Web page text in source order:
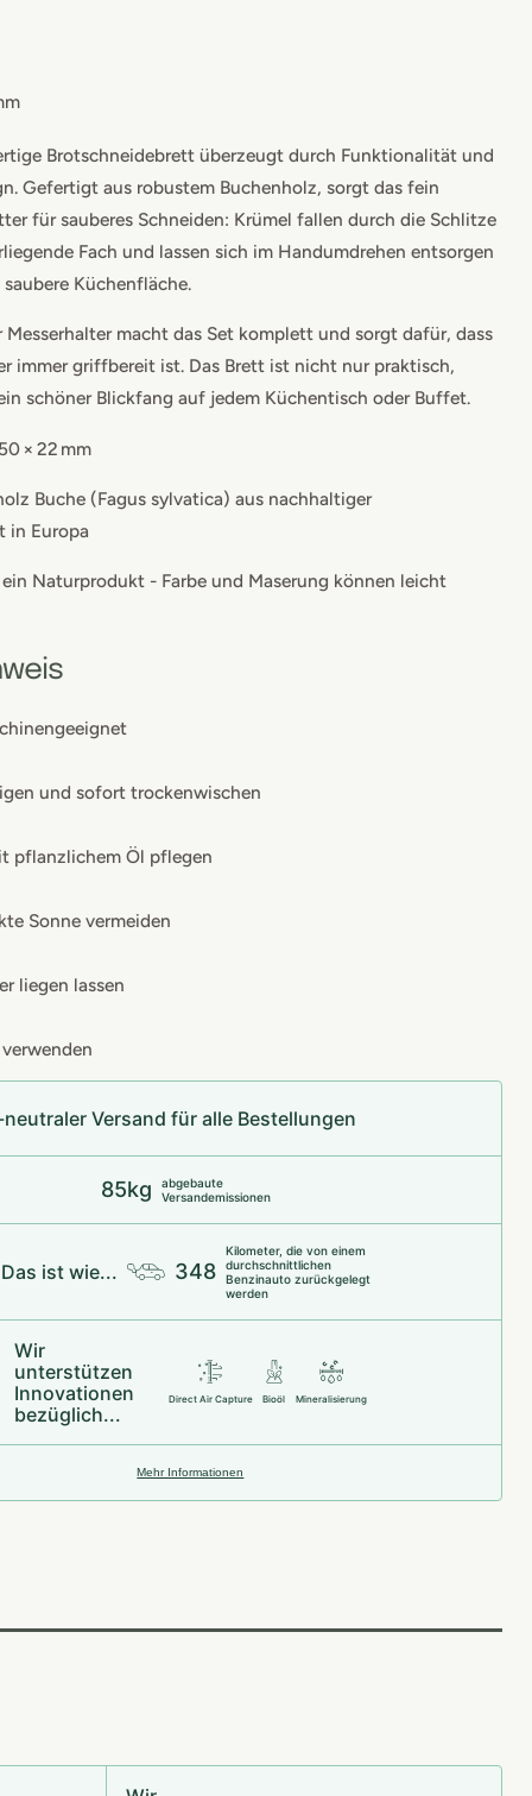
Brotschneidebrett überzeugt durch Funktionalität und
Gefertigt aus robustem Buchenholz, sorgt das fein
für sauberes Schneiden: Krümel fallen durch die Schlitze
Fach und lassen sich im Handumdrehen entsorgen
Küchenfläche.
Messerhalter macht das Set komplett und sorgt dafür, dass
immer griffbereit ist. Das Brett ist nicht nur praktisch,
schöner Blickfang auf jedem Küchentisch oder Buffet.
× 22 mm
Buche (Fagus sylvatica) aus nachhaltiger
in Europa
Naturprodukt - Farbe und Maserung können leicht
und sofort trockenwischen
pflanzlichem Öl pflegen
Sonne vermeiden
liegen lassen
neu­t­raler Versand für alle Bestellungen
85kg
abgebaute
Versandemissionen
Das ist wie... 348
Kilometer, die von einem
durchschnittlichen
Benzinauto zurückgelegt
werden
Wir
unterstützen
Innovationen
bezüglich...
Direct Air Capture Bioöl Mineralisierung
Mehr Informationen